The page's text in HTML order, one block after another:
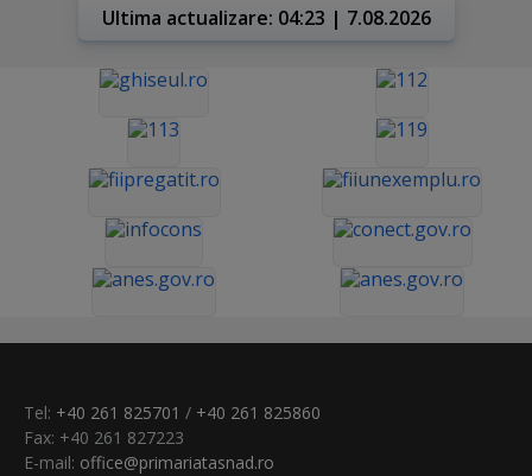
Ultima actualizare: 04:23 | 7.08.2026
Tel: +40 261 825701 / +40 261 825860
Fax: +40 261 827223
E-mail: office@primariatasnad.ro